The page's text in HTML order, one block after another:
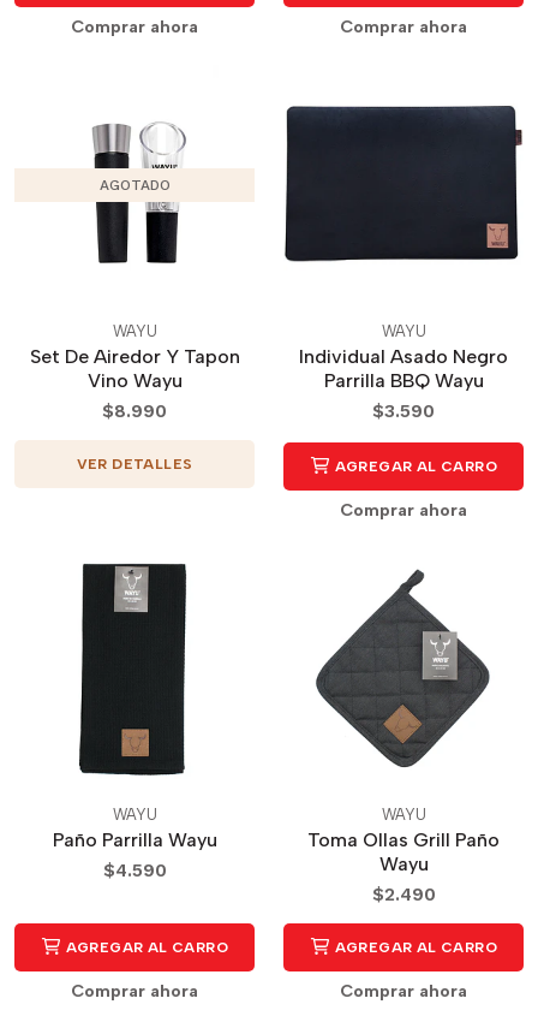
Comprar ahora Comprar ahora
AGOTADO
WAYU
Set De Airedor Y Tapon
Vino Wayu
$8.990
VER DETALLES
WAYU
Individual Asado Negro
Parrilla BBQ Wayu
$3.590
AGREGAR AL CARRO
Comprar ahora
WAYU
Paño Parrilla Wayu
$4.590
AGREGAR AL CARRO
Comprar ahora
WAYU
Toma Ollas Grill Paño
Wayu
$2.490
AGREGAR AL CARRO
Comprar ahora